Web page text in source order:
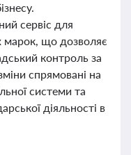
сервіс для
марок, що дозволяє
контроль за
спрямовані на
системи та
діяльності в